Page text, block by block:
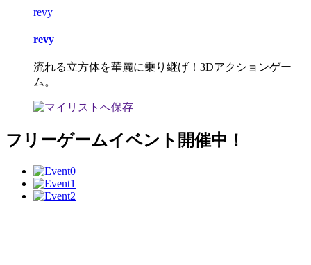
revy
revy
流れる立方体を華麗に乗り継げ！3Dアクションゲー
ム。
フリーゲームイベント開催中！